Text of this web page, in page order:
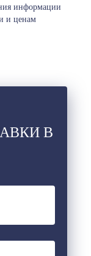
информации
и ценам
В